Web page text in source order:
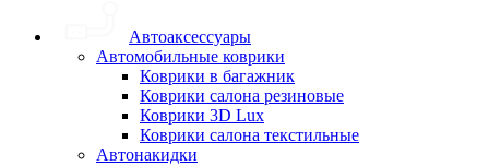
Автоаксессуары
Автомобильные коврики
Коврики в багажник
Коврики салона резиновые
Коврики 3D Lux
Коврики салона текстильные
Автонакидки